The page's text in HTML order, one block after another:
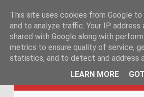
This site uses cookies from Google
and to analyze traffic. Your IP address
shared with Google along with
metrics to ensure quality of service,
statistics, and to detect and address
LEARN MORE